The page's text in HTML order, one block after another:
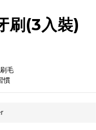
刷(3入裝)
毛
慣